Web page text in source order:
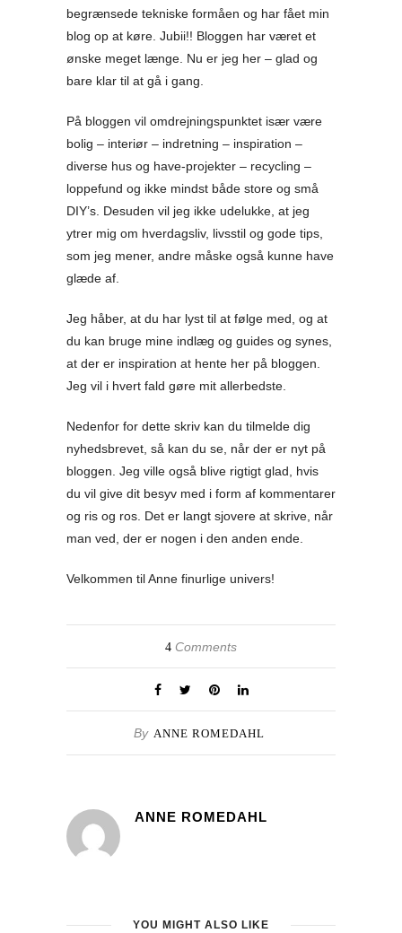
begrænsede tekniske formåen og har fået min
blog op at køre. Jubii!! Bloggen har været et
ønske meget længe. Nu er jeg her – glad og
bare klar til at gå i gang.
På bloggen vil omdrejningspunktet især være
bolig – interiør – indretning – inspiration –
diverse hus og have-projekter – recycling –
loppefund og ikke mindst både store og små
DIY’s. Desuden vil jeg ikke udelukke, at jeg
ytrer mig om hverdagsliv, livsstil og gode tips,
som jeg mener, andre måske også kunne have
glæde af.
Jeg håber, at du har lyst til at følge med, og at
du kan bruge mine indlæg og guides og synes,
at der er inspiration at hente her på bloggen.
Jeg vil i hvert fald gøre mit allerbedste.
Nedenfor for dette skriv kan du tilmelde dig
nyhedsbrevet, så kan du se, når der er nyt på
bloggen. Jeg ville også blive rigtigt glad, hvis
du vil give dit besyv med i form af kommentarer
og ris og ros. Det er langt sjovere at skrive, når
man ved, der er nogen i den anden ende.
Velkommen til Anne finurlige univers!
4 Comments
By ANNE ROMEDAHL
ANNE ROMEDAHL
YOU MIGHT ALSO LIKE